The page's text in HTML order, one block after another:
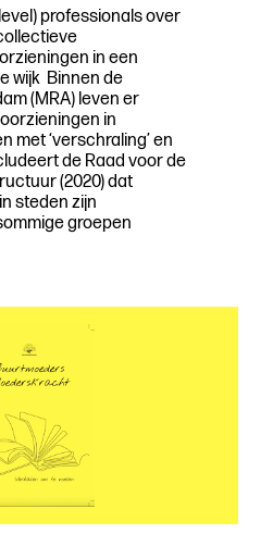
professionals over
in een
wijk Binnen de
(MRA) leven er
in
met ‘verschraling’ en
de Raad voor de
(2020) dat
steden zijn
groepen